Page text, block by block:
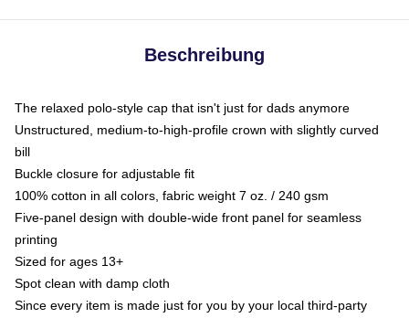
Beschreibung
The relaxed polo-style cap that isn't just for dads anymore
Unstructured, medium-to-high-profile crown with slightly curved
bill
Buckle closure for adjustable fit
100% cotton in all colors, fabric weight 7 oz. / 240 gsm
Five-panel design with double-wide front panel for seamless
printing
Sized for ages 13+
Spot clean with damp cloth
Since every item is made just for you by your local third-party